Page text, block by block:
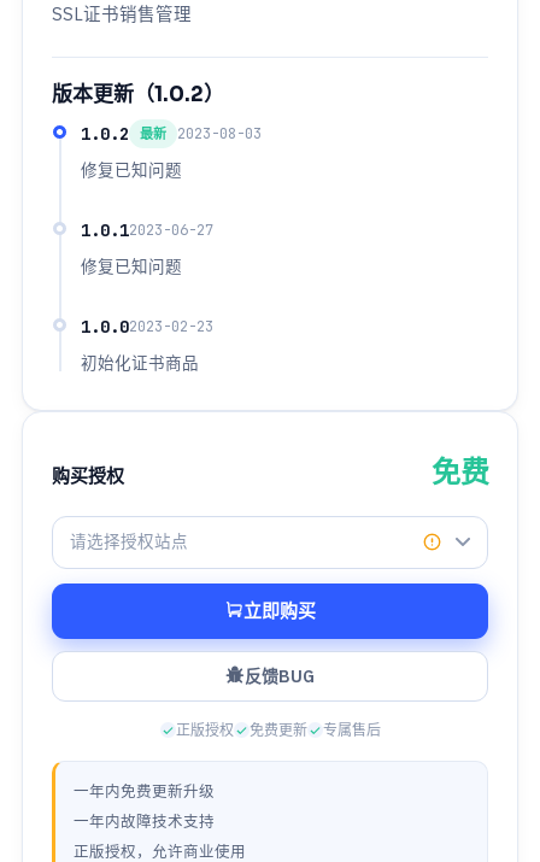
SSL证书销售管理
版本更新（1.0.2）
1.0.2 最新 2023-08-03
修复已知问题
1.0.12023-06-27
修复已知问题
1.0.02023-02-23
初始化证书商品
购买授权 免费
请选择授权站点
立即购买
反馈BUG
正版授权 免费更新 专属售后
一年内免费更新升级
一年内故障技术支持
正版授权，允许商业使用